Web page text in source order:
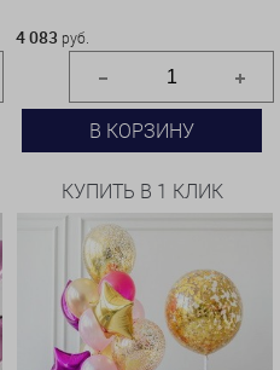
4 083 руб.
В КОРЗИНУ
КУПИТЬ В 1 КЛИК